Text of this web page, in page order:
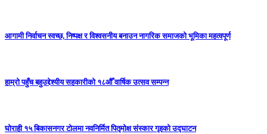
आगामी निर्वाचन स्वच्छ, निष्पक्ष र विश्वसनीय बनाउन नागरिक समाजको भूमिका महत्वपूर्ण
हाम्रो पहुँच बहुउद्देश्यीय सहकारीको १८औँ वार्षिक उत्सव सम्पन्न
घोराही १५ बिकासनगर टोलमा नवनिर्मित पितृमोक्ष संस्कार गृहको उद्घाटन